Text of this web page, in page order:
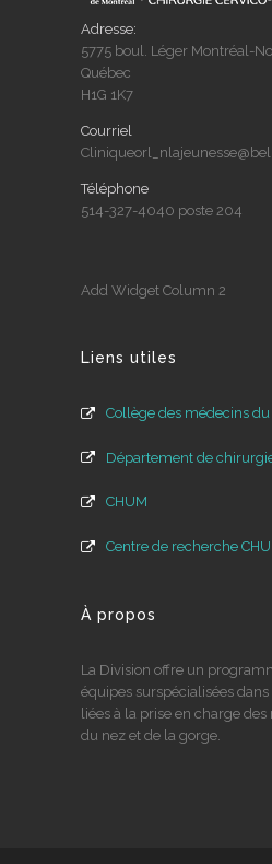
Adresse:
5775 boul. Léger Montréal-
Québec
H1G 1K7
Courriel
Téléphone
514-327-4040 poste 204
Add Widget Column 2
Liens utiles
Collège des médecins du
Département de
CHUM
Centre de recherche
À propos
La Division offre un
équipes surspécialisées
liées à la prise en charge des
du nez et de la gorge.